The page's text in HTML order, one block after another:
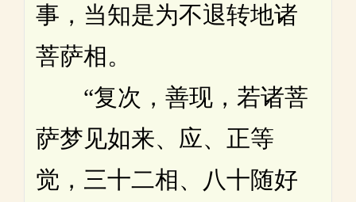
事，当知是为不退转地诸
菩萨相。
“复次，善现，若诸菩
萨梦见如来、应、正等
觉，三十二相、八十随好